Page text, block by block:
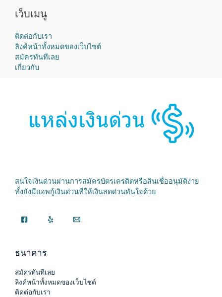
เว็บเมนู
ติดต่อกับเรา
ลิงค์หน้าทั้งหมดของเว็บไซต์
สมัครทันทีเลย
เกี่ยวกับ
สนใจเงินด่วนผ่านการสมัครบัตรเครดิตหรือสินเชื่ออนุมัติง่าย
ทั้งยังมีแอพกู้เงินด่วนที่ให้เงินสดด่วนทันใจด้วย
ธนาคาร
สมัครทันทีเลย
ลิงค์หน้าทั้งหมดของเว็บไซต์
ติดต่อกับเรา